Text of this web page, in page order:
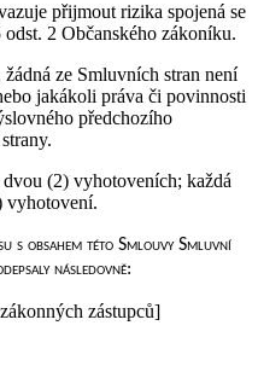
přijmout rizika spojená se
2 Občanského zákoníku.
ze Smluvních stran není
jakákoli práva či povinnosti
předchozího
(2) vyhotoveních; každá
vyhotovení.
s obsahem této Smlouvy Smluvní
následovně:
zástupců]